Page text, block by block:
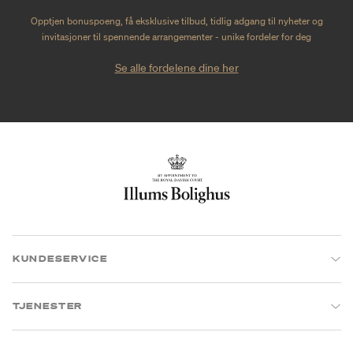
Opptjen bonuspoeng, få eksklusive tilbud, tidlig adgang til nyheter og
invitasjoner til spennende arrangementer - unike fordeler for deg
Se alle fordelene dine her
KUNDESERVICE
TJENESTER